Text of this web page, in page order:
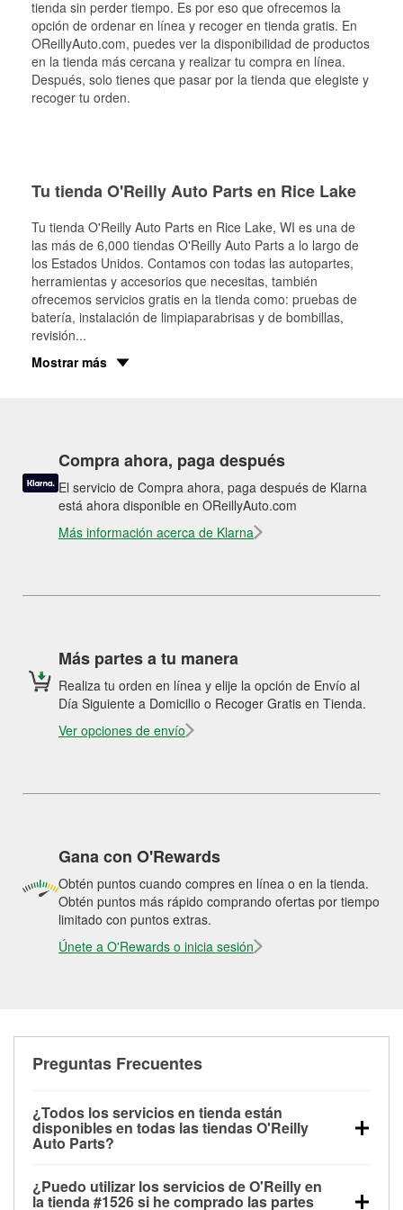
tienda sin perder tiempo. Es por eso que ofrecemos la
opción de ordenar en línea y recoger en tienda gratis. En
OReillyAuto.com, puedes ver la disponibilidad de productos
en la tienda más cercana y realizar tu compra en línea.
Después, solo tienes que pasar por la tienda que elegiste y
recoger tu orden.
Tu tienda O'Reilly Auto Parts en Rice Lake
Tu tienda O'Reilly Auto Parts en Rice Lake, WI es una de
las más de 6,000 tiendas O'Reilly Auto Parts a lo largo de
los Estados Unidos. Contamos con todas las autopartes,
herramientas y accesorios que necesitas, también
ofrecemos servicios gratis en la tienda como: pruebas de
batería, instalación de limpiaparabrisas y de bombillas,
revisión...
Mostrar más
Compra ahora, paga después
El servicio de Compra ahora, paga después de Klarna
está ahora disponible en OReillyAuto.com
Más información acerca de Klarna
Más partes a tu manera
Realiza tu orden en línea y elije la opción de Envío al
Día Siguiente a Domicilio o Recoger Gratis en Tienda.
Ver opciones de envío
Gana con O'Rewards
Obtén puntos cuando compres en línea o en la tienda.
Obtén puntos más rápido comprando ofertas por tiempo
limitado con puntos extras.
Únete a O'Rewards o inicia sesión
Preguntas Frecuentes
¿Todos los servicios en tienda están
disponibles en todas las tiendas O'Reilly
Auto Parts?
las pruebas de batería, pruebas de alternador y
¿Puedo utilizar los servicios de O'Reilly en
la tienda #1526 si he comprado las partes